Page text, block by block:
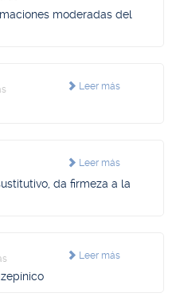
moderadas del
Leer más
Leer más
da firmeza a la
Leer más